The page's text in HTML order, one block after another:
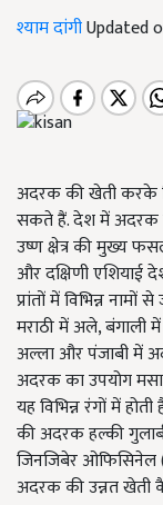
श्याम दांगीUpdated
अदरक की खेती करके
सकते हैं. देश में अदरक
उष्ण क्षेत्र की मुख्य
और दक्षिणी एशियाई
प्रांतों में विभिन्न
मराठी में अले, बंगाली
अल्ला और पंजाबी में
अदरक का उपयोग
यह विभिन्न रंगों में
की अदरक हल्की
जिनजिबेर ओफिसिनेल
अदरक की उन्नत